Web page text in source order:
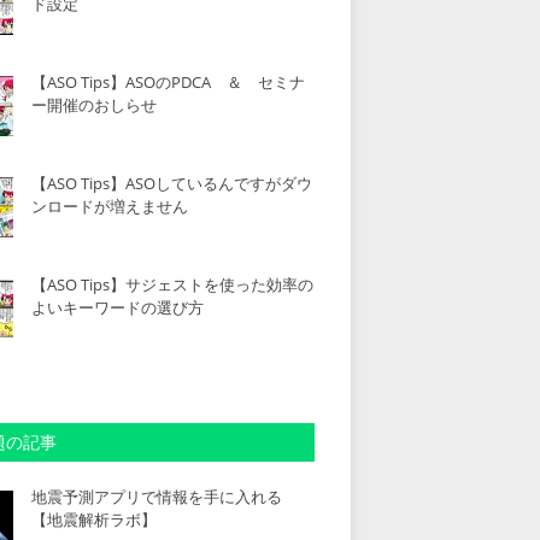
【ASO Tips】ASOのPDCA ＆ セミナ
ー開催のおしらせ
【ASO Tips】ASOしているんですがダウ
ンロードが増えません
【ASO Tips】サジェストを使った効率の
よいキーワードの選び方
の記事
地震予測アプリで情報を手に入れる
【地震解析ラボ】